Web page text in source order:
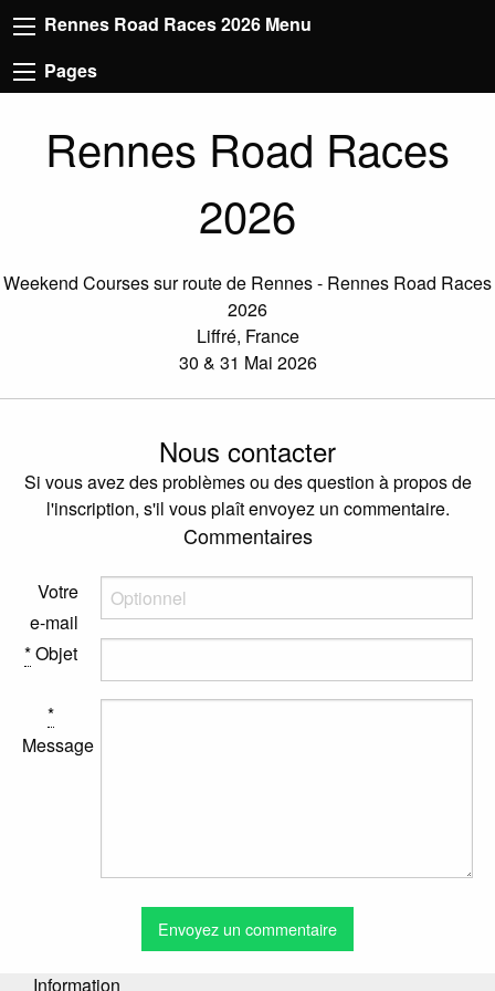
Rennes Road Races 2026 Menu
Pages
Rennes Road Races
2026
Weekend Courses sur route de Rennes - Rennes Road Races
2026
Liffré, France
30 & 31 Mai 2026
Nous contacter
Si vous avez des problèmes ou des question à propos de
l'inscription, s'il vous plaît envoyez un commentaire.
Commentaires
Votre
e-mail
*Objet
*
Message
Information